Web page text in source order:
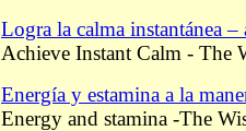
Logra la calma instantánea –
Achieve Instant Calm - The
Energía y estamina a la
Energy and stamina -The